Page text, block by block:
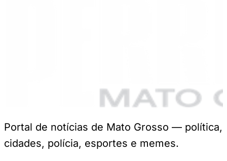
Portal de notícias de Mato Grosso — política,
cidades, polícia, esportes e memes.